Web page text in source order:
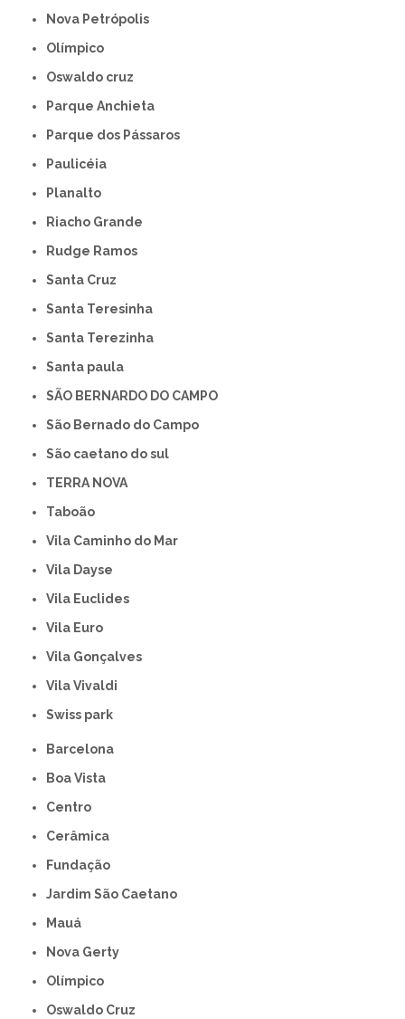
Nova Petrópolis
Olímpico
Oswaldo cruz
Parque Anchieta
Parque dos Pássaros
Paulicéia
Planalto
Riacho Grande
Rudge Ramos
Santa Cruz
Santa Teresinha
Santa Terezinha
Santa paula
SÃO BERNARDO DO CAMPO
São Bernado do Campo
São caetano do sul
TERRA NOVA
Taboão
Vila Caminho do Mar
Vila Dayse
Vila Euclides
Vila Euro
Vila Gonçalves
Vila Vivaldi
swiss park
Barcelona
Boa Vista
Centro
Cerâmica
Fundação
Jardim São Caetano
Mauá
Nova Gerty
Olímpico
Oswaldo Cruz